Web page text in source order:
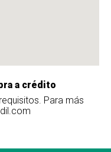
a crédito
Para más